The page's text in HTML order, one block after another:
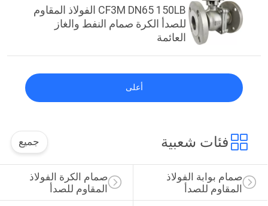
CF3M DN65 150LB الفولاذ المقاوم
للصدأ الكرة صمام النفط والغاز
العائمة
أعلى
فئات شعبية جميع
صمام الكرة الفولاذ
المقاوم للصدأ
صمام بوابة الفولاذ
المقاوم للصدأ